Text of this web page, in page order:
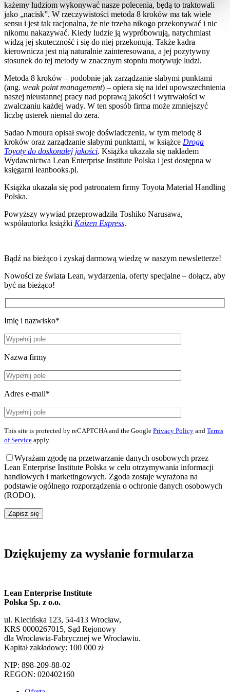
każemy ludziom wykonywać nasze polecenia, będą to traktowali
jako „nacisk”. W rzeczywistości metoda 8 kroków ma tak wiele
sensu i jest tak racjonalna, że nie trzeba nikogo przekonywać i nic
nikomu nakazywać. Kiedy ludzie ją wypróbowują, natychmiast
widzą jej skuteczność i się do niej przekonują. Także kadra
kierownicza jest nią naturalnie zainteresowana, a jej pozytywny
stosunek do tej metody w znacznym stopniu motywuje ludzi.
Metoda 8 kroków – podobnie jak zarządzanie słabymi punktami
(ang. weak point management) – opiera się na idei upowszechnienia
naszej nieustannej pracy nad poprawą jakości i wytrwałości w
zwalczaniu każdej wady. W ten sposób firma może zmniejszyć
liczbę usterek niemal do zera.
Sadao Nmoura opisał swoje doświadczenia, w tym metodę 8
kroków oraz zarządzanie słabymi punktami, w książce Droga
Toyoty do doskonałej jakości. Książka ukazała się nakładem
Wydawnictwa Lean Enterprise Institute Polska i jest dostępna w
księgarni leanbooks.pl.
Książka ukazała się pod patronatem firmy Toyota Material Handling
Polska.
Powyższy wywiad przeprowadziła Toshiko Narusawa,
współautorka książki Kaizen Express.
Bądź na bieżąco i zyskaj darmową wiedzę w naszym newsletterze!
Nowości ze świata Lean, wydarzenia, oferty specjalne – dołącz, aby
być na bieżąco!
Imię i nazwisko*
Nazwa firmy
Adres e-mail*
This site is protected by reCAPTCHA and the Google Privacy Policy and Terms
of Service apply.
Wyrażam zgodę na przetwarzanie danych osobowych przez
Lean Enterprise Institute Polska w celu otrzymywania informacji
handlowych i marketingowych. Zgoda zostaje wyrażona na
podstawie ogólnego rozporządzenia o ochronie danych osobowych
(RODO).
Zapisz się
Dziękujemy za wysłanie formularza
Lean Enterprise Institute
Polska Sp. z o.o.
ul. Klecińska 123, 54-413 Wrocław,
KRS 0000267015, Sąd Rejonowy
dla Wrocławia-Fabrycznej we Wrocławiu.
Kapitał zakładowy: 100 000 zł
NIP: 898-209-88-02
REGON: 020402160